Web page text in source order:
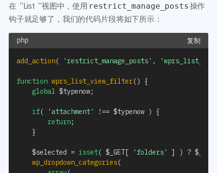
在 “List “视图中，使用 restrict_manage_posts 操作
钩子就足够了，我们的代码片段将如下所示：
复制
add_action( 'restrict_manage_posts' ,
function wprs_list_view_filter()
{
global $typenow;
if( 'attachment' !== $typenow )
{
return;
}
$selected = isset( $_GET[ 'folders' ] ) ? $_GET
wp_dropdown_categories(